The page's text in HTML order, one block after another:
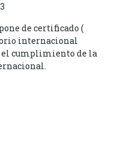
de certificado (
internacional
el cumplimiento de la